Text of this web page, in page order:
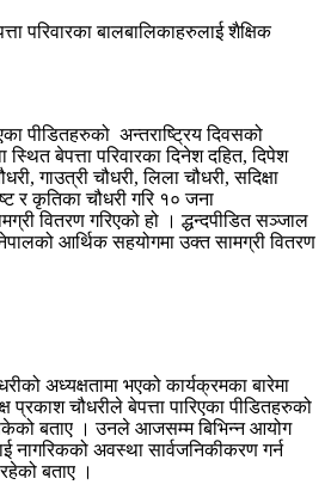
परिवारका बालबालिकाहरुलाई शैक्षिक
पीडितहरुको अन्तराष्ट्रिय दिवसको
बेपत्ता परिवारका दिनेश दहित, दिपेश
गाउत्री चौधरी, लिला चौधरी, सदिक्षा
र कृतिका चौधरी गरि १० जना
वितरण गरिएको हो । द्धन्दपीडित सञ्जाल
आर्थिक सहयोगमा उक्त सामग्री वितरण
अध्यक्षतामा भएको कार्यक्रमका बारेमा
प्रकाश चौधरीले बेपत्ता पारिएका पीडितहरुको
बताए । उनले आजसम्म बिभिन्न आयोग
नागरिकको अवस्था सार्वजनिकीकरण गर्न
बताए ।